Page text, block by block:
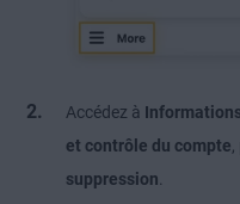
Accédez à
et contrôle du compte
suppression.